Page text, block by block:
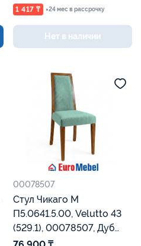
1 417 ₸ ×24 мес в рассрочку
Нет в наличии
00078507
Стул Чикаго М
П5.0641.5.00, Velutto 43
(529.1), 00078507, Дуб
Рустикаль, Евромебель